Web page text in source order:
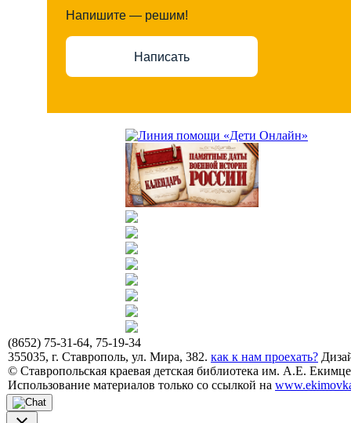
Напишите — решим!
Написать
(8652) 75-31-64, 75-19-34
355035, г. Ставрополь, ул. Мира, 382. как к нам проехать?
© Ставропольская краевая детская библиотека им. А.Е.
Использование материалов только со ссылкой на